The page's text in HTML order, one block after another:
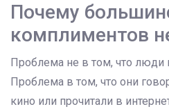
Почему
комплиментов
Проблема не в том, что люди
Проблема в том, что они
кино или прочитали в